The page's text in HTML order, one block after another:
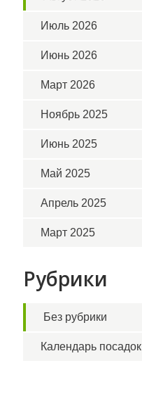
Июль 2026
Июнь 2026
Март 2026
Ноябрь 2025
Июнь 2025
Май 2025
Апрель 2025
Март 2025
Рубрики
Без рубрики
Календарь посадок